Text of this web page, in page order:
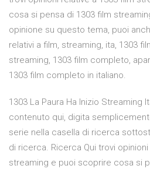
cosa si pensa di 1303 film
opinione su questo tema, puoi
relativi a film, streaming, ita, 1303
streaming, 1303 film completo,
1303 film completo in italiano.
1303 La Paura Ha Inizio Streaming
contenuto qui, digita
serie nella casella di ricerca
di ricerca. Ricerca Qui trovi
streaming e puoi scoprire cosa si